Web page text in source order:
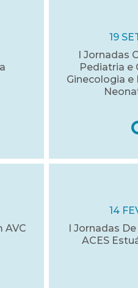
19
I Jornadas
Pediatria e
Ginecologia e
AVC
14
I Jornadas
ACES